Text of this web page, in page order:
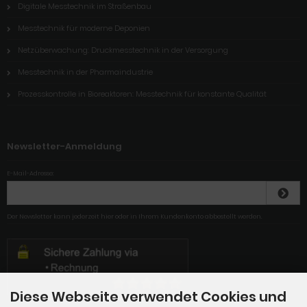
Digitale Messtechnik im Straßenbau
Messtechnik für moderne Deponien
Netzüberwachung: Druckmesstechnik in der Versorgung
Messtechnik in der Pharmaindustrie
Prozesskontrolle in Bioreaktoren: Messtechnik für konstante Qualität
Newsletter-Anmeldung
E-Mail-Adresse:
Der Newsletter kann jederzeit hier oder in Ihrem Kundenkonto abbestellt werden.
Diese Webseite verwendet Cookies und